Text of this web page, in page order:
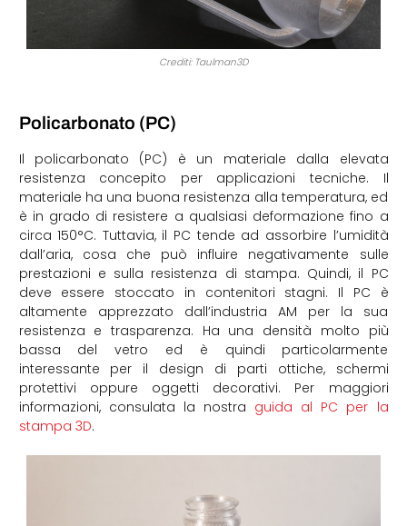
Crediti: Taulman3D
Policarbonato (PC)
Il policarbonato (PC) è un materiale dalla elevata
resistenza concepito per applicazioni tecniche. Il
materiale ha una buona resistenza alla temperatura, ed
è in grado di resistere a qualsiasi deformazione fino a
circa 150°C. Tuttavia, il PC tende ad assorbire l’umidità
dall’aria, cosa che può influire negativamente sulle
prestazioni e sulla resistenza di stampa. Quindi, il PC
deve essere stoccato in contenitori stagni. Il PC è
altamente apprezzato dall’industria AM per la sua
resistenza e trasparenza. Ha una densità molto più
bassa del vetro ed è quindi particolarmente
interessante per il design di parti ottiche, schermi
protettivi oppure oggetti decorativi. Per maggiori
informazioni, consulata la nostra guida al PC per la
stampa 3D.